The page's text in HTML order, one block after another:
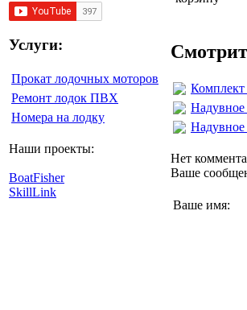
Услуги:
Прокат лодочных моторов
Ремонт лодок ПВХ
Номера на лодку
Наши проекты:
BoatFisher
SkillLink
Комплект
Надувное
Надувное
Нет
Ваше
Ваше имя: